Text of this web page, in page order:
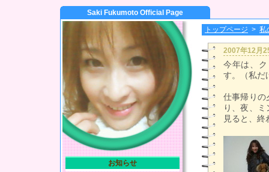
Saki Fukumoto Official Page
トップページ > 私
2007年12月
今年は、
す。（私だ
仕事帰りの
り、夜、
見ると、
お知らせ